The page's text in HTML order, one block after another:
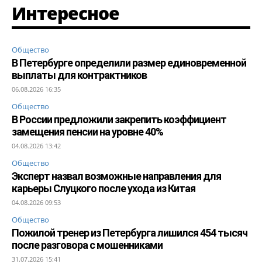
Интересное
Общество
В Петербурге определили размер единовременной
выплаты для контрактников
06.08.2026 16:35
Общество
В России предложили закрепить коэффициент
замещения пенсии на уровне 40%
04.08.2026 13:42
Общество
Эксперт назвал возможные направления для
карьеры Слуцкого после ухода из Китая
04.08.2026 09:53
Общество
Пожилой тренер из Петербурга лишился 454 тысяч
после разговора с мошенниками
31.07.2026 15:41